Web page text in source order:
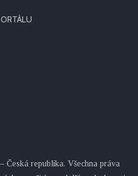
Česká republika. Všechna práva